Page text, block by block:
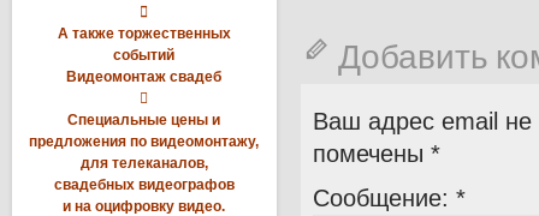

А также торжественных
событий
Видеомонтаж свадеб

Специальные цены и
предложения по видеомонтажу,
для телеканалов,
свадебных видеографов
и на оцифровку видео.
Добавить
Ваш адрес email не
помечены *
Сообщение: *